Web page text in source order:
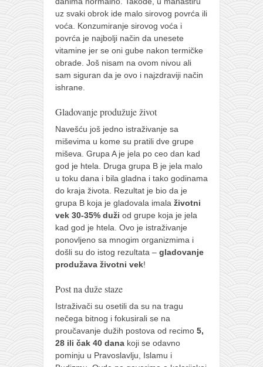
uz svaki obrok ide malo sirovog povrća ili
voća. Konzumiranje sirovog voća i
povrća je najbolji način da unesete
vitamine jer se oni gube nakon termičke
obrade. Još nisam na ovom nivou ali
sam siguran da je ovo i najzdraviji način
ishrane.
Gladovanje produžuje život
Navešću još jedno istraživanje sa
miševima u kome su pratili dve grupe
miševa. Grupa A je jela po ceo dan kad
god je htela. Druga grupa B je jela malo
u toku dana i bila gladna i tako godinama
do kraja života. Rezultat je bio da je
grupa B koja je gladovala imala životni
vek 30-35% duži od grupe koja je jela
kad god je htela. Ovo je istraživanje
ponovljeno sa mnogim organizmima i
došli su do istog rezultata – gladovanje
produžava životni vek!
Post na duže staze
Istraživači su osetili da su na tragu
nečega bitnog i fokusirali se na
proučavanje dužih postova od recimo 5,
28 ili čak 40 dana koji se odavno
pominju u Pravoslavlju, Islamu i